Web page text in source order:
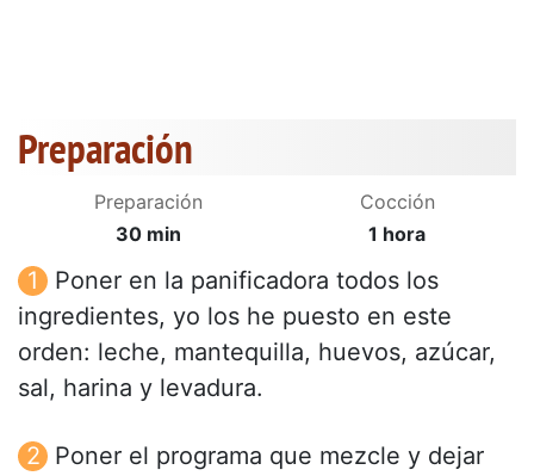
Preparación
Preparación
30 min
Cocción
1 hora
Poner en la panificadora todos los
ingredientes, yo los he puesto en este
orden: leche, mantequilla, huevos, azúcar,
sal, harina y levadura.
Poner el programa que mezcle y dejar